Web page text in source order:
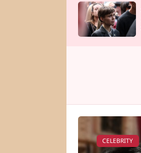
HOROSKOP NA
CELEBRITY